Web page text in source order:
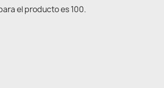
el producto es 100.